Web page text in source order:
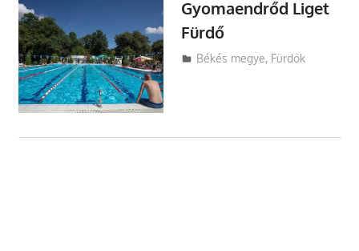
Gyomaendrőd Liget
Fürdő
Utazasok.org
Békés megye, Fürdők